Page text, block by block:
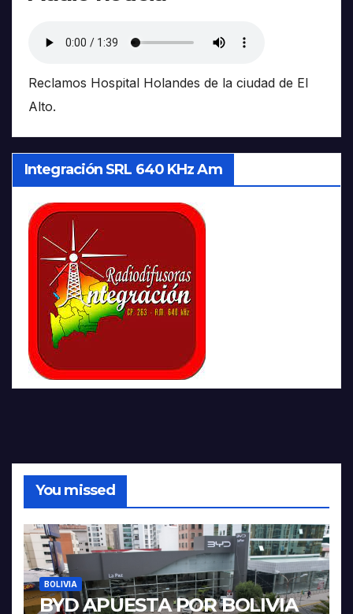
Reclamos Hospital Holandes de la ciudad de El
Alto.
Integración SRL 640 KHz Am
You missed
BOLIVIA
BYD APUESTA POR BOLIVIA